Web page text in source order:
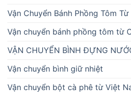
Vận Chuyển Bánh Phồng Tôm
Vận chuyển bánh phồng tôm từ
VẬN CHUYỂN BÌNH ĐỰNG
Vận chuyển bình giữ nhiệt
Vận chuyển bột cà phê từ Việt